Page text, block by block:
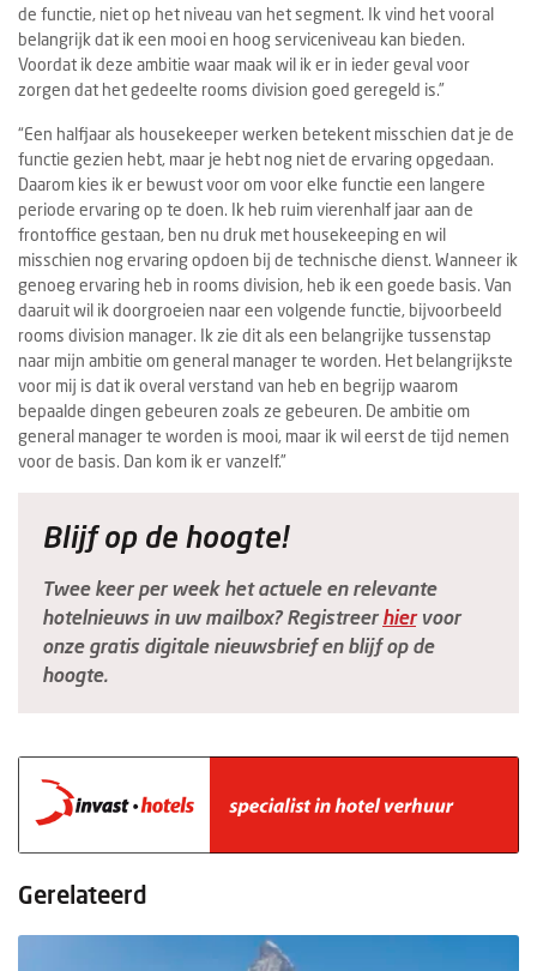
de functie, niet op het niveau van het segment. Ik vind het vooral
belangrijk dat ik een mooi en hoog serviceniveau kan bieden.
Voordat ik deze ambitie waar maak wil ik er in ieder geval voor
zorgen dat het gedeelte rooms division goed geregeld is.”
“Een halfjaar als housekeeper werken betekent misschien dat je de
functie gezien hebt, maar je hebt nog niet de ervaring opgedaan.
Daarom kies ik er bewust voor om voor elke functie een langere
periode ervaring op te doen. Ik heb ruim vierenhalf jaar aan de
frontoffice gestaan, ben nu druk met housekeeping en wil
misschien nog ervaring opdoen bij de technische dienst. Wanneer ik
genoeg ervaring heb in rooms division, heb ik een goede basis. Van
daaruit wil ik doorgroeien naar een volgende functie, bijvoorbeeld
rooms division manager. Ik zie dit als een belangrijke tussenstap
naar mijn ambitie om general manager te worden. Het belangrijkste
voor mij is dat ik overal verstand van heb en begrijp waarom
bepaalde dingen gebeuren zoals ze gebeuren. De ambitie om
general manager te worden is mooi, maar ik wil eerst de tijd nemen
voor de basis. Dan kom ik er vanzelf.”
Blijf op de hoogte!
Twee keer per week het actuele en relevante
hotelnieuws in uw mailbox? Registreerhiervoor
onze gratis digitale nieuwsbrief en blijf op de
hoogte.
Gerelateerd